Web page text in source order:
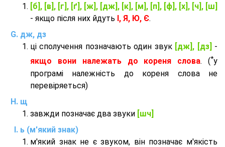
[б], [в], [г], [ґ], [ж], [дж], [к], [м], [п], [ф], [х], [ч], [ш]
- якщо після них йдуть І, Я, Ю, Є.
дж, дз
ці сполучення позначають один звук [дж], [дз] -
якщо вони належать до кореня слова. (*у
програмі належність до кореня слова не
перевіряеться)
щ
завжди позначає два звуки [шч]
ь (м'який знак)
м'який знак не є звуком, він позначає м'якість